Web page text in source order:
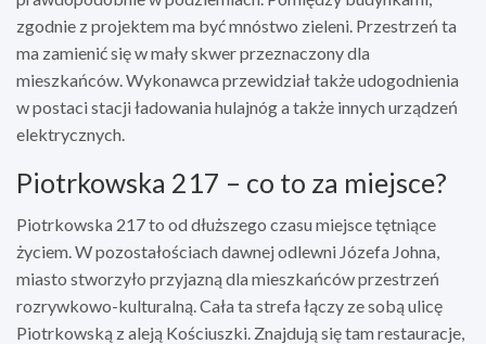
zgodnie z projektem ma być mnóstwo zieleni. Przestrzeń ta
ma zamienić się w mały skwer przeznaczony dla
mieszkańców. Wykonawca przewidział także udogodnienia
w postaci stacji ładowania hulajnóg a także innych urządzeń
elektrycznych.
Piotrkowska 217 – co to za miejsce?
Piotrkowska 217 to od dłuższego czasu miejsce tętniące
życiem. W pozostałościach dawnej odlewni Józefa Johna,
miasto stworzyło przyjazną dla mieszkańców przestrzeń
rozrywkowo-kulturalną. Cała ta strefa łączy ze sobą ulicę
Piotrkowską z aleją Kościuszki. Znajdują się tam restauracje,